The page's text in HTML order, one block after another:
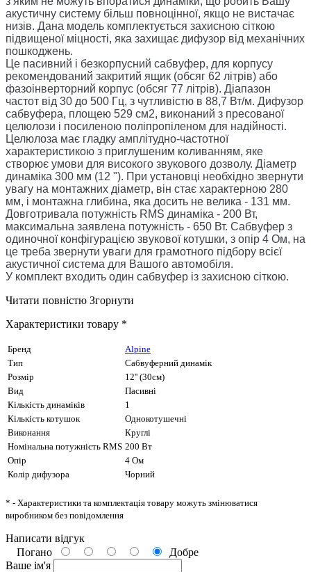
акустичну систему більш повноцінної, якщо не вистачає
низів. Дана модель комплектується захисною сіткою
підвищеної міцності, яка захищає дифузор від механічних
пошкоджень.
Це пасивний і безкорпусний сабвуфер, для корпусу
рекомендований закритий ящик (обсяг 62 літрів) або
фaзoінвepтopний кopпyc (обсяг 77 літрів). Діапазон
частот від 30 до 500 Гц, з чутливістю в 88,7 Вт/м. Дифузор
сабвуфера, площею 529 см2, виконаний з пресованої
целюлози і посиленою поліпропіленом для надійності.
Целюлоза має гладку амплітудно-частотної
характеристикою з приглушеним коливанням, яке
створює умови для високого звукового дозволу. Діаметр
динаміка 300 мм (12 "). При установці необхідно звернути
увагу на монтажних діаметр, він стає характерною 280
мм, і монтажна глибина, яка досить не велика - 131 мм.
Довготривала потужність RMS динаміка - 200 Вт,
максимальна заявлена ​​потужність - 650 Вт. Сабвуфер з
одиночної конфігурацією звукової котушки, з опір 4 Ом, на
це треба звернути уваги для грамотного підбору всієї
акустичної система для Вашого автомобіля.
У комплект входить один сабвуфер із захисною сіткою.
Читати повністю Згорнути
Характеристики товару *
Бренд
Alpine
Тип
Сабвуферний динамік
Розмір
12'' (30см)
Вид
Пасивні
Кількість динаміків
1
Кількість котушок
Однокотушечні
Виконання
Круглі
Номінальна потужність RMS 200 Вт
Опір
4 Ом
Колір дифузора
Чорний
* - Характеристики та комплектація товару можуть змінюватися
виробником без повідомлення
Написати відгук
Погано
Добре
Ваше ім'я